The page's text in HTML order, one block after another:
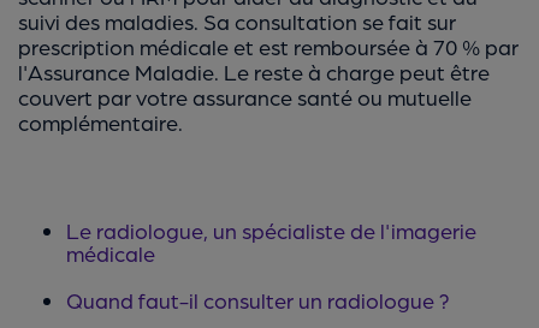
suivi des maladies. Sa consultation se fait sur
prescription médicale et est remboursée à 70 % par
l'Assurance Maladie. Le reste à charge peut être
couvert par votre assurance santé ou mutuelle
complémentaire.
Le radiologue, un spécialiste de l'imagerie
médicale
Quand faut-il consulter un radiologue ?